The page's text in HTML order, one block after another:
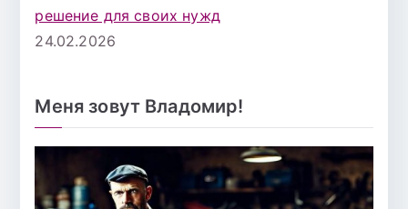
решение для своих нужд
24.02.2026
Меня зовут Владомир!